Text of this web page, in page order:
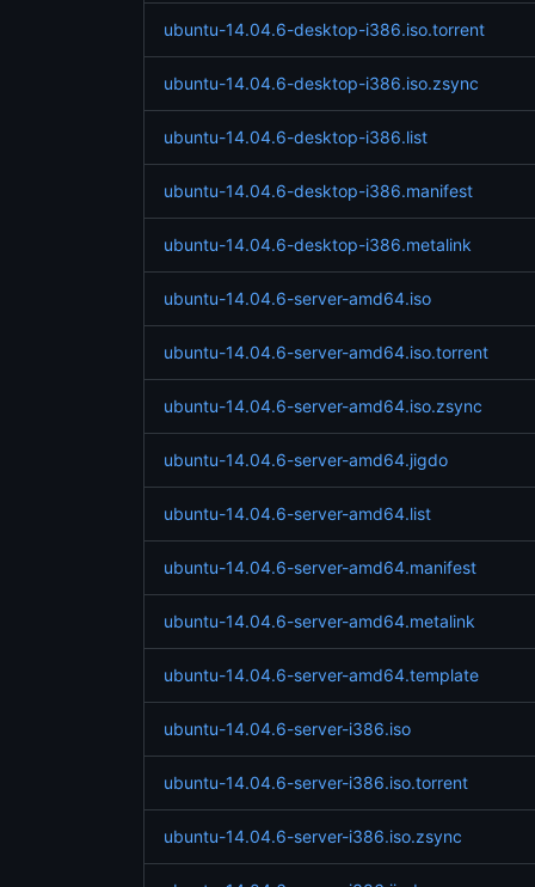
ubuntu-14.04.6-desktop-i386.iso.torrent
ubuntu-14.04.6-desktop-i386.iso.zsync
ubuntu-14.04.6-desktop-i386.list
ubuntu-14.04.6-desktop-i386.manifest
ubuntu-14.04.6-desktop-i386.metalink
ubuntu-14.04.6-server-amd64.iso
ubuntu-14.04.6-server-amd64.iso.torrent
ubuntu-14.04.6-server-amd64.iso.zsync
ubuntu-14.04.6-server-amd64.jigdo
ubuntu-14.04.6-server-amd64.list
ubuntu-14.04.6-server-amd64.manifest
ubuntu-14.04.6-server-amd64.metalink
ubuntu-14.04.6-server-amd64.template
ubuntu-14.04.6-server-i386.iso
ubuntu-14.04.6-server-i386.iso.torrent
ubuntu-14.04.6-server-i386.iso.zsync